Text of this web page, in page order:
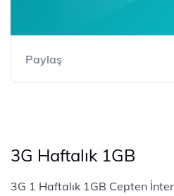
Paylaş
3G Haftalık 1GB
3G 1 Haftalık 1GB Cepten